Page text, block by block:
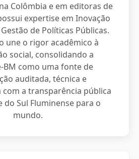
Colômbia e em editoras de
expertise em Inovação
de Políticas Públicas.
une o rigor acadêmico à
social, consolidando a
BM como uma fonte de
auditada, técnica e
a transparência pública
do Sul Fluminense para o
mundo.